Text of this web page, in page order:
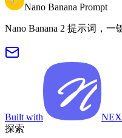
Nano Banana Prompt
Nano Banana 2 提示词，一
Built with
探索